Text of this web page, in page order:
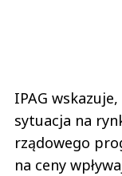
IPAG
sytuacja na
rządowego
na ceny